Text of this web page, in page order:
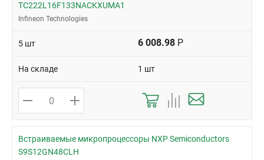
TC222L16F133NACKXUMA1
Infineon Technologies
5 шт 6 008.98 Р
На складе 1 шт
Встраиваемые микропроцессоры NXP Semiconductors
S9S12GN48CLH